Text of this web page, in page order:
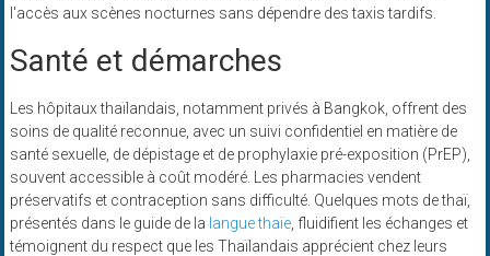
l'accès aux scènes nocturnes sans dépendre des taxis tardifs.
Santé et démarches
Les hôpitaux thaïlandais, notamment privés à Bangkok, offrent des
soins de qualité reconnue, avec un suivi confidentiel en matière de
santé sexuelle, de dépistage et de prophylaxie pré-exposition (PrEP),
souvent accessible à coût modéré. Les pharmacies vendent
préservatifs et contraception sans difficulté. Quelques mots de thaï,
présentés dans le guide de la langue thaïe, fluidifient les échanges et
témoignent du respect que les Thaïlandais apprécient chez leurs